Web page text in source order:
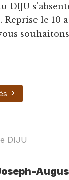
DIJU
Reprise le 10
DIJU